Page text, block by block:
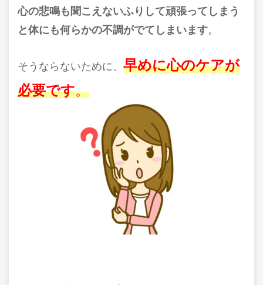
心の悲鳴も聞こえないふりして頑張ってしまう
と体にも何らかの不調がでてしまいます。
そうならないために、 早めに心のケアが
必要です。